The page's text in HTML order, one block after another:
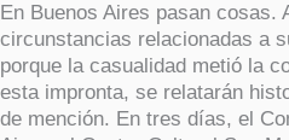
En Buenos Aires pasan cosas.
circunstancias relacionadas a
porque la casualidad metió la
esta impronta, se relatarán
de mención. En tres días, el